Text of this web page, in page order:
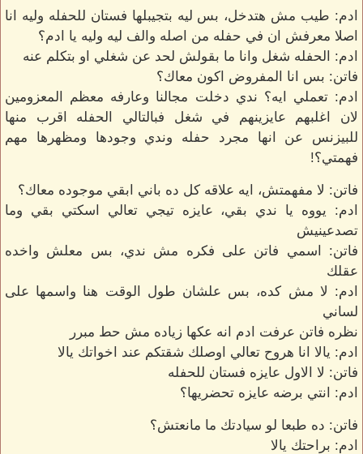
ادم: طيب مش هتدخل، بس ليه بتجيبلها فستان للحفله وليه انا
اصلا معرفش ان في حفله من اصله والف ليه وليه يا ادم؟
ادم: الحفله شغل وانا ما بقولش لحد عن شغلي او بتكلم عنه
فاتن: بس انا المفروض اكون معاك؟
ادم: تعملي ايه؟ ندي دخلت مجالنا وعارفه معظم المعزومين
لان اغلبهم عايزينهم في شغل فبالتالي الحفله اقرب منها
للبيزنس عن انها مجرد حفله وندي وجودها ومظهرها مهم
فهمتي؟!
فاتن: لا مفهمتش، ايه علاقه كل ده باني ابقي موجوده معاك؟
ادم: يووه يا ندي بقي، عايزه تيجي تعالي اسكتي بقي وما
تصدعينيش
فاتن: اسمي فاتن على فكره مش ندي، بس معلش واخده
عقلك
ادم: لا مش كده، بس علشان طول الوقت هنا واسمها على
لساني
نظره فاتن عرفت ادم انه عكها زياده مش حط مبرر
ادم: يالا انا هروح تعالي اوصلك شقتكم عند اخواتك يالا
فاتن: لا الاول عايزه فستان للحفله
ادم: انتي برضه عايزه تحضريها؟
فاتن: ده طبعا لو سيادتك ما مانعتش؟
ادم: براحتك يالا